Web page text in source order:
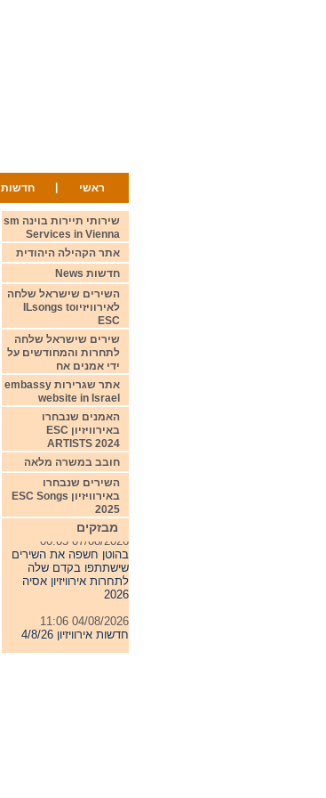
ראשי חדשות
שירותי תיירות בוינה sm
Services in Vienna
אתר הקהילה היהודית
חדשות News
השירים שישראל שלחה
לאירוויזיוILsongs to
ESC
שירים שישראל שלחה
לתחרות והמחודשים על
ידי אמנים אח
אתר שגרירות embassy
website in Israel
האמנים שנבחרו
באירוויזיון ESC
ARTISTS 2024
חובב במשרה מלאה
השירים שנבחרו
באירוויזיון ESC Songs
2025
מבזקים
07/08/2026 00:05
בהוטן חשפה את השירים
שישתתפו בקדם שלה
לתחרות אירוויזיון אסיה
2026
04/08/2026 11:06
חדשות אירוויזיון 4/8/26
31/07/2026 08:54